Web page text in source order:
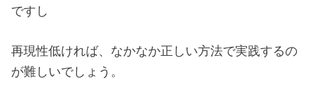
ですし
再現性低ければ、なかなか正しい方法で実践するの
が難しいでしょう。